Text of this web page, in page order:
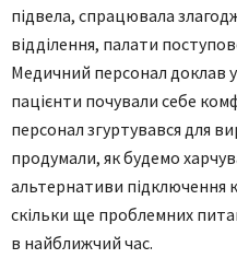
підвела, спрацювала
відділення, палати
Медичний персонал доклав
пацієнти почували себе
персонал згуртувався для
продумали, як будемо
альтернативи підключення
скільки ще проблемних
в найближчий час.